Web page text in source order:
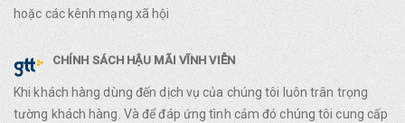
hoặc các kênh mạng xã hội
CHÍNH SÁCH HẬU MÃI VĨNH VIỄN
Khi khách hàng dùng đến dịch vụ của chúng tôi luôn trân trọng
tường khách hàng. Và để đáp ứng tình cảm đó chúng tôi cung cấp